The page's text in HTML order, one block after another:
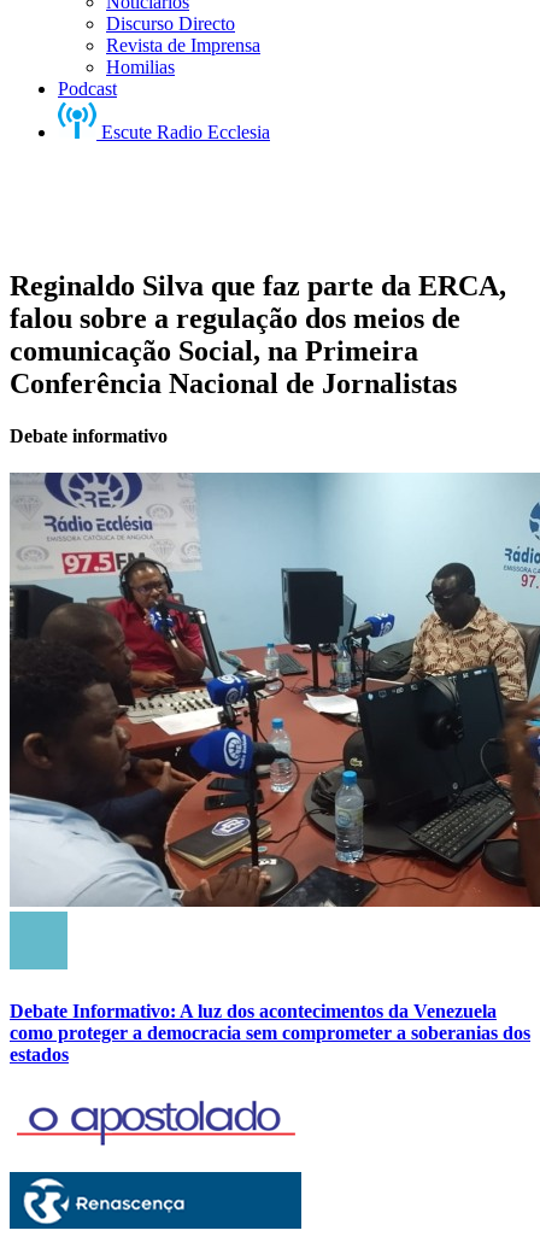
Discurso Directo
Revista de Imprensa
Homilias
Podcast
Escute Radio Ecclesia
Reginaldo Silva que faz parte da ERCA,
falou sobre a regulação dos meios de
comunicação Social, na Primeira
Conferência Nacional de Jornalistas
Debate informativo
Debate Informativo: A luz dos acontecimentos da Venezuela
como proteger a democracia sem comprometer a soberanias dos
estados